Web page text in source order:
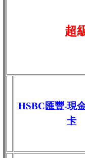
超
HSBC匯豐-現
卡